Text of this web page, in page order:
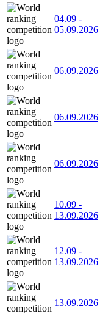
04.09 -
05.09.2026
06.09.2026
06.09.2026
06.09.2026
10.09 -
13.09.2026
12.09 -
13.09.2026
13.09.2026